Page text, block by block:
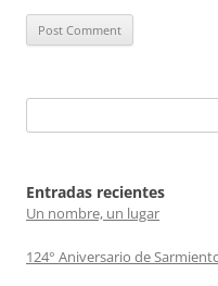
S
a
Entradas recientes
Un nombre, un lugar
124° Aniversario de